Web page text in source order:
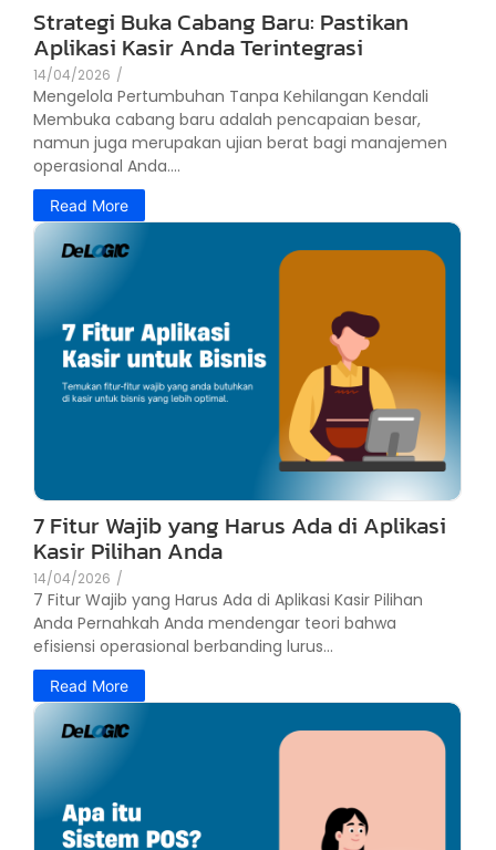
Strategi Buka Cabang Baru: Pastikan
Aplikasi Kasir Anda Terintegrasi
14/04/2026 /
Mengelola Pertumbuhan Tanpa Kehilangan Kendali
Membuka cabang baru adalah pencapaian besar,
namun juga merupakan ujian berat bagi manajemen
operasional Anda....
Read More
7 Fitur Wajib yang Harus Ada di Aplikasi
Kasir Pilihan Anda
14/04/2026 /
7 Fitur Wajib yang Harus Ada di Aplikasi Kasir Pilihan
Anda Pernahkah Anda mendengar teori bahwa
efisiensi operasional berbanding lurus...
Read More